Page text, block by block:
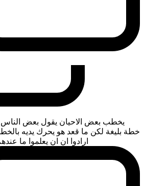
يخطب بعض الاحيان يقول بعض الناس
خطة بليغة لكن ما قعد هو يحرك يديه
ارادوا ان ان يعلموا ما